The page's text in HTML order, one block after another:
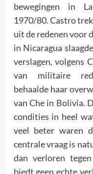
bewegingen in
1970/80. Castro
uit de redenen voor
in Nicaragua
verslagen, volgens
van militaire
behaalde haar
van Che in Bolivia.
condities in heel
veel beter waren
centrale vraag is
dan verloren
biedt geen echte